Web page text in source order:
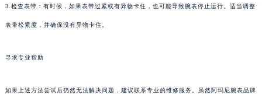
3.检查表带：有时候，如果表带过紧或有异物卡住，也可能导致腕表停止运行。适当调整
表带松紧度，并确保没有异物卡住。
寻求专业帮助
如果上述方法尝试后仍然无法解决问题，建议联系专业的维修服务。虽然阿玛尼腕表品牌